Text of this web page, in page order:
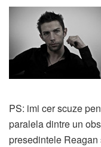
PS: imi cer scuze
paralela dintre un
presedintele